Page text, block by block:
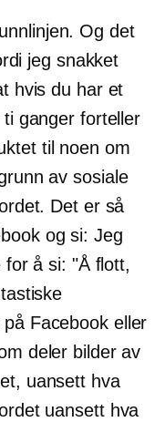
Og det
jeg snakket
hvis du har et
ganger forteller
til noen om
av sosiale
Det er så
og si: Jeg
for å si: "Å flott,
Facebook eller
deler bilder av
uansett hva
uansett hva